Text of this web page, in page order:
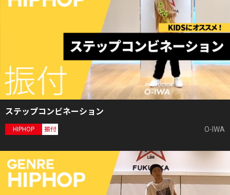
ステップコンビネーション
HIPHOP 振付 O-IWA